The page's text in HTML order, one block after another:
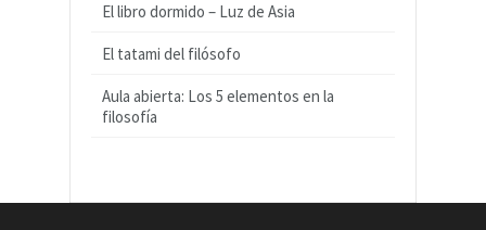
El libro dormido – Luz de Asia
El tatami del filósofo
Aula abierta: Los 5 elementos en la
filosofía